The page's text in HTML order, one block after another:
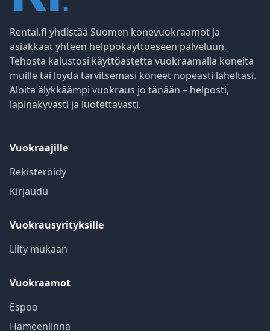
Rental.fi yhdistää Suomen konevuokraamot ja
asiakkaat yhteen helppokäyttöeseen palveluun.
Tehosta kalustosi käyttöastetta vuokraamalla koneita
muille tai löydä tarvitsemasi koneet nopeasti läheltäsi.
Aloita älykkäämpi vuokraus jo tänään – helposti,
läpinäkyvästi ja luotettavasti.
Vuokraajille
Rekisteröidy
Kirjaudu
Vuokrausyrityksille
Liity mukaan
Vuokraamot
Espoo
Hämeenlinna